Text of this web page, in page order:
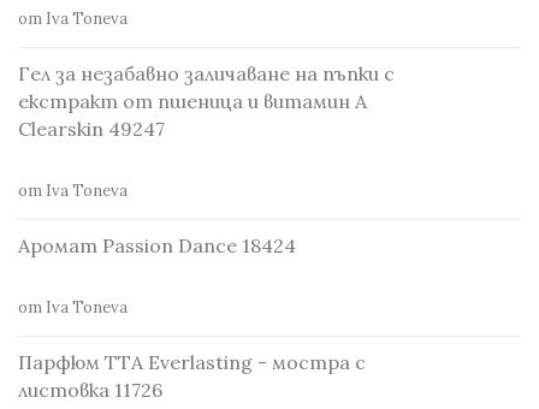
от Iva Toneva
Гел за незабавно заличаване на пъпки с
екстракт от пшеница и витамин А
Clearskin 49247
от Iva Toneva
Аромат Passion Dance 18424
от Iva Toneva
Парфюм TTA Everlasting - мостра с
листовка 11726